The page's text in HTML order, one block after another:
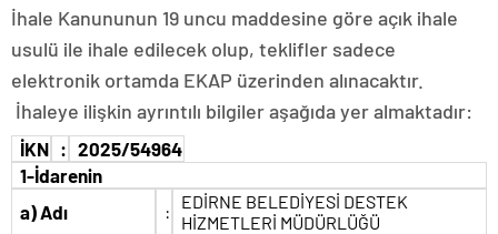
İhale Kanununun 19 uncu maddesine göre açık ihale
usulü ile ihale edilecek olup, teklifler sadece
elektronik ortamda EKAP üzerinden alınacaktır.
İhaleye ilişkin ayrıntılı bilgiler aşağıda yer almaktadır:
İKN : 2025/54964
1-İdarenin
a) Adı :
EDİRNE BELEDİYESİ DESTEK
HİZMETLERİ MÜDÜRLÜĞÜ